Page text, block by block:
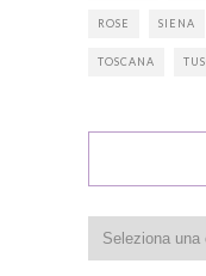
ROSE SIENA
TOSCANA